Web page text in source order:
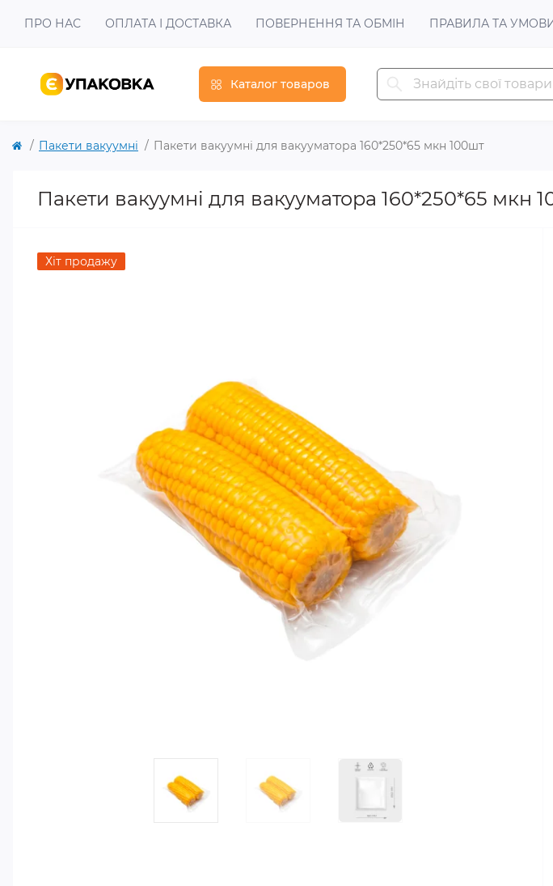
ПРО НАС ОПЛАТА І ДОСТАВКА ПОВЕРНЕННЯ ТА ОБМІН ПРАВИЛА ТА
Каталог товаров
Пакети вакуумні Пакети вакуумні для вакууматора 160*250*65 мкн 100шт
Пакети вакуумні для вакууматора 160*250*65 мкн
Хіт продажу